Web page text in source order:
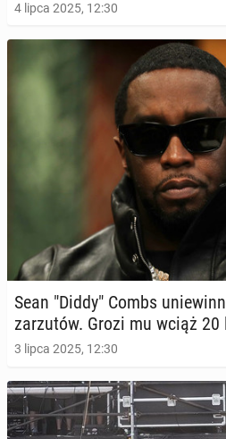
4 lipca 2025, 12:30
Sean "Diddy" Combs
za­rzu­tów. Grozi mu wciąż
3 lipca 2025, 12:30